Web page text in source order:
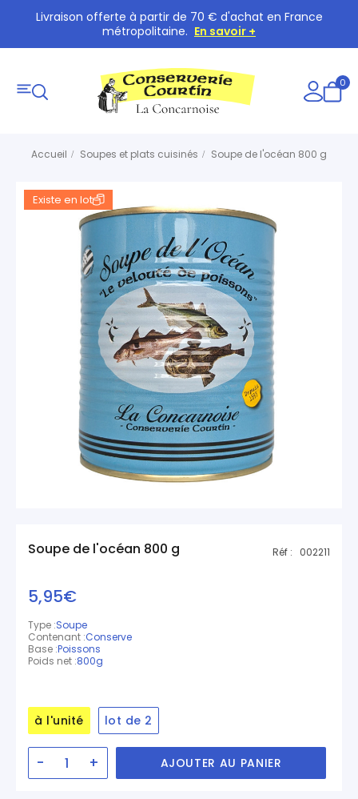
Livraison offerte à partir de 70 € d'achat en France
métropolitaine. En savoir +
0
Accueil Soupes et plats cuisinés Soupe de l'océan 800 g
Existe en lot
Soupe de l'océan 800 g Réf : 002211
5,95€
Type :Soupe
Contenant :Conserve
Base :Poissons
Poids net :800g
à l'unité lot de 2
- + AJOUTER AU PANIER